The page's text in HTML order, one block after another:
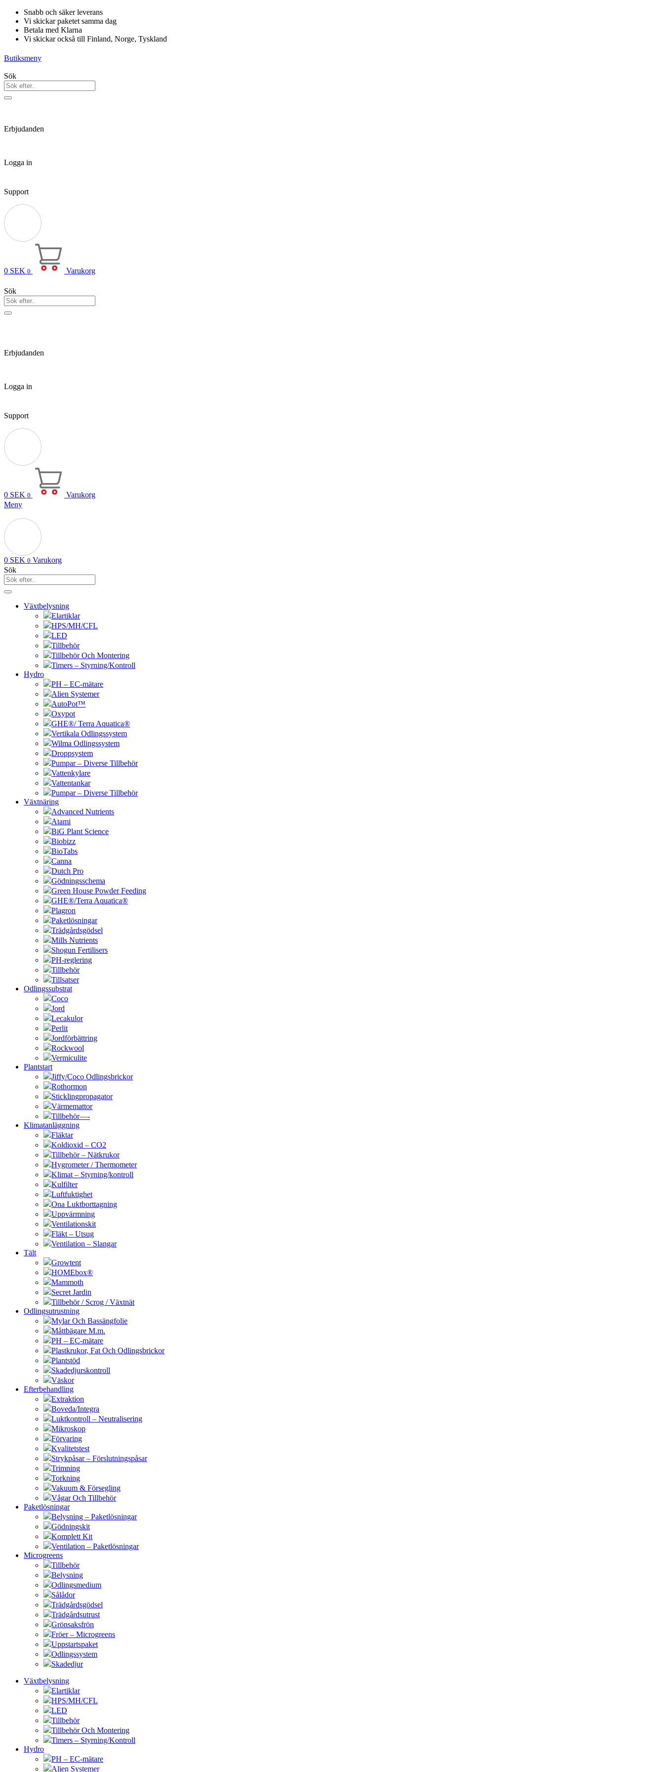
Hoppa
innehåll
Snabb och säker leverans
Vi skickar paketet samma dag
Betala med Klarna
Vi skickar också till Finland, Norge, Tyskland
Butiksmeny
Sök
Erbjudanden
Logga in
Support
0 SEK 0 Varukorg
Sök
Erbjudanden
Logga in
Support
0 SEK 0
Varukorg
Meny
0 SEK 0 Varukorg
Sök
Växtbelysning
Elartiklar
HPS/MH/CFL
LED
Tillbehör
Tillbehör Och Montering
Timers – Styrning/Kontroll
Hydro
PH – EC-mätare
Alien Systemer
AutoPot™
Oxypot
GHE®/ Terra Aquatica®
Vertikala Odlingssystem
Wilma Odlingssystem
Droppsystem
Pumpar – Diverse Tillbehör
Vattenkylare
Vattentankar
Pumpar – Diverse Tillbehör
Växtnäring
Advanced Nutrients
Atami
BiG Plant Science
Biobizz
BioTabs
Canna
Dutch Pro
Gödningsschema
Green House Powder Feeding
GHE®/Terra Aquatica®
Plagron
Paketlösningar
Trädgårdsgödsel
Mills Nutrients
Shogun Fertilisers
PH-reglering
Tillbehör
Tillsatser
Odlingssubstrat
Coco
Jord
Lecakulor
Perlit
Jordförbättring
Rockwool
Vermiculite
Plantstart
Jiffy/Coco Odlingsbrickor
Rothormon
Sticklingpropagator
Värmemattor
Tillbehör—-
Klimatanläggning
Fläktar
Koldioxid – CO2
Tillbehör – Nätkrukor
Hygrometer / Thermometer
Klimat – Styrning/kontroll
Kulfilter
Luftfuktighet
Ona Luktborttagning
Uppvärmning
Ventilationskit
Fläkt – Utsug
Ventilation – Slangar
Tält
Growtent
HOMEbox®
Mammoth
Secret Jardin
Tillbehör / Scrog / Växtnät
Odlingsutrustning
Mylar Och Bassängfolie
Måttbägare M.m.
PH – EC-mätare
Plastkrukor, Fat Och Odlingsbrickor
Plantstöd
Skadedjurskontroll
Väskor
Efterbehandling
Extraktion
Boveda/Integra
Luktkontroll – Neutralisering
Mikroskop
Förvaring
Kvalitetstest
Strykpåsar – Förslutningspåsar
Trimning
Torkning
Vakuum & Försegling
Vågar Och Tillbehör
Paketlösningar
Belysning – Paketlösningar
Gödningskit
Komplett Kit
Ventilation – Paketlösningar
Microgreens
Tillbehör
Belysning
Odlingsmedium
Sålådor
Trädgårdsgödsel
Trädgårdsutrust
Grönsaksfrön
Fröer – Microgreens
Uppstartspaket
Odlingssystem
Skadedjur
Växtbelysning
Elartiklar
HPS/MH/CFL
LED
Tillbehör
Tillbehör Och Montering
Timers – Styrning/Kontroll
Hydro
PH – EC-mätare
Alien Systemer